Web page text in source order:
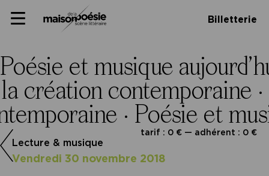
Panneau de gestion des cookies
to
Primary
Billetterie
Poésie et musique
création contemporaine ·
· Poésie et
tarif : 0 € — adhérent : 0 €
Lecture & musique
vendredi 30 novembre 2018